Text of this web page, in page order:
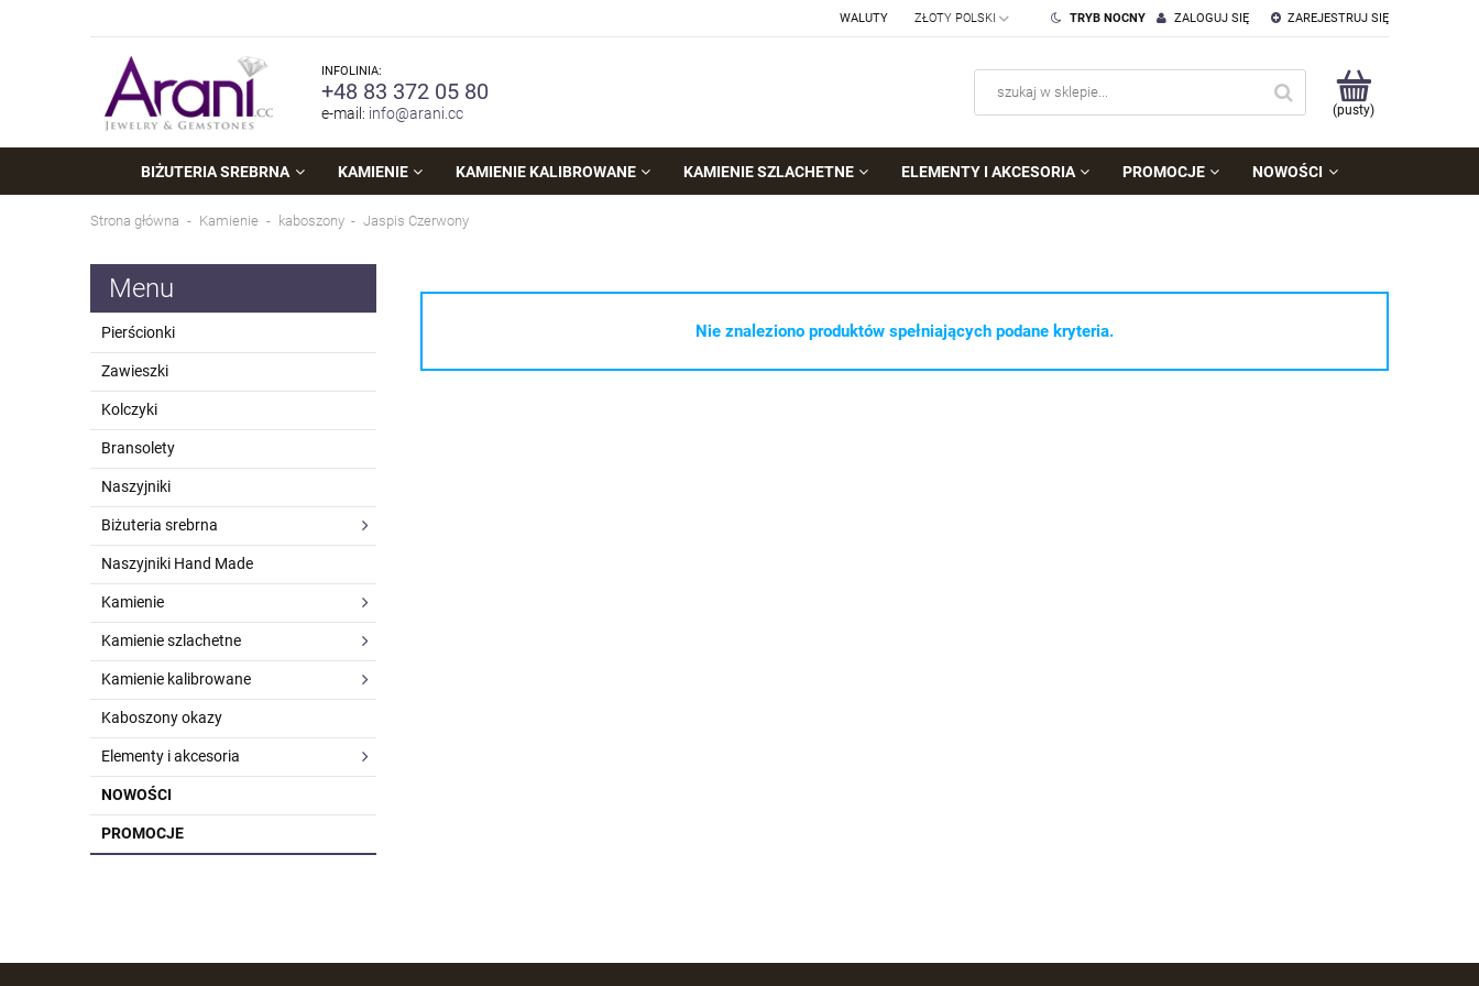
ZAREJESTRUJ SIĘ
ZALOGUJ SIĘ
TRYB NOCNY
WALUTY
INFOLINIA:
+48 83 372 05 80
e-mail: info@arani.cc (pusty)
BIŻUTERIA SREBRNA KAMIENIE KAMIENIE KALIBROWANE KAMIENIE SZLACHETNE ELEMENTY I AKCESORIA PROMOCJE NOWOŚCI
Strona główna Kamienie kaboszony Jaspis Czerwony
Menu
Pierścionki
Zawieszki
Kolczyki
Bransolety
Naszyjniki
Biżuteria srebrna
Naszyjniki Hand Made
Kamienie
Kamienie szlachetne
Kamienie kalibrowane
Kaboszony okazy
Elementy i akcesoria
NOWOŚCI
PROMOCJE
Nie znaleziono produktów spełniających podane kryteria.